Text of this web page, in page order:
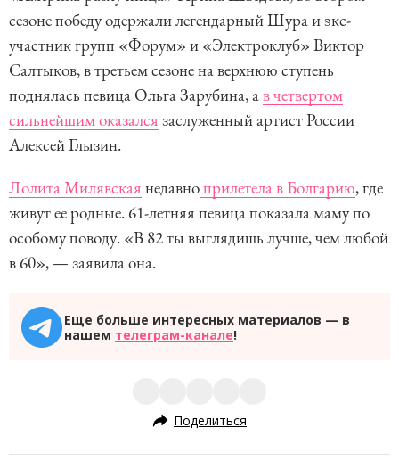
сезоне победу одержали легендарный Шура и экс-
участник групп «Форум» и «Электроклуб» Виктор
Салтыков, в третьем сезоне на верхнюю ступень
поднялась певица Ольга Зарубина, ав четвертом
сильнейшим оказался заслуженный артист России
Алексей Глызин.
Лолита Милявская недавноприлетела в Болгарию, где
живут ее родные. 61-летняя певица показала маму по
особому поводу. «В 82 ты выглядишь лучше, чем любой
в 60», — заявила она.
Еще больше интересных материалов — в
нашем телеграм-канале!
Поделиться